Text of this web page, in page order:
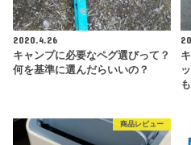
2020.4.26
キャンプに必要なペグ選びって？
何を基準に選んだらいいの？
商品レビュー